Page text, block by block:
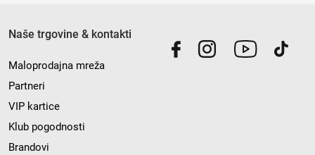
Naše trgovine & kontakti
Maloprodajna mreža
Partneri
VIP kartice
Klub pogodnosti
Brandovi